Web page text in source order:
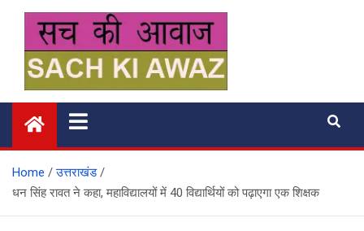
content
सच की आवाज
Home
उत्तराखंड
धन सिंह रावत ने कहा, महाविद्यालयों में 40 विद्यार्थियों को पढ़ाएगा एक शिक्षक